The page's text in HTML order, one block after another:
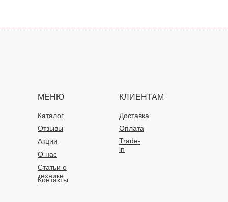
МЕНЮ КЛИЕНТАМ
Каталог
О нас
Доставка
Статьи о
технике
Оплата
Отзывы
Акции
Контакты
Trade-
in